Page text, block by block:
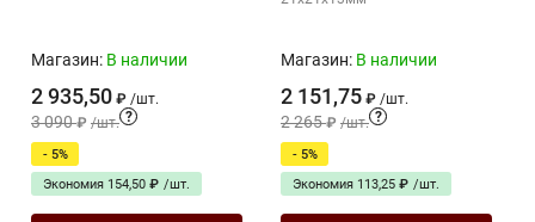
Магазин: В наличии
2 935,50 ₽ /шт.
3 090 ₽ /шт. ?
- 5%
Экономия 154,50 ₽ /шт.
Магазин: В наличии
2 151,75 ₽ /шт.
2 265 ₽ /шт. ?
- 5%
Экономия 113,25 ₽ /шт.